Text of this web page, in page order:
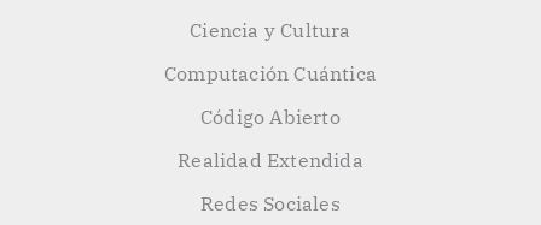
Ciencia y Cultura
Computación Cuántica
Código Abierto
Realidad Extendida
Redes Sociales